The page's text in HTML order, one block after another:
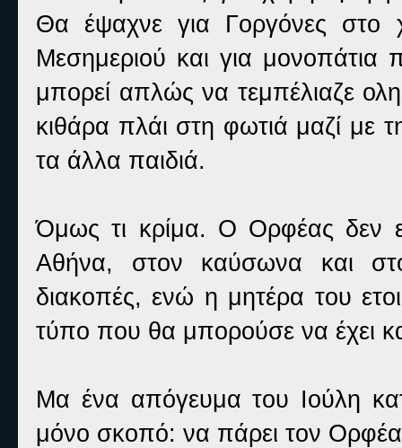
Θα έψαχνε για Γοργόνες στο
Μεσημεριού και για
μπορεί απλώς να τεμπέλιαζε
κιθάρα πλάι στη φωτιά μαζί με
τα άλλα παιδιά.
Όμως τι κρίμα. Ο Ορφέας δεν
Αθήνα, στον καύσωνα και
διακοπές, ενώ η μητέρα του
τύπο που θα μπορούσε να έχει
Μα ένα απόγευμα του Ιούλη
μόνο σκοπό: να πάρει τον Ορφέα